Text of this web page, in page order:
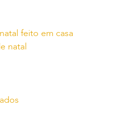
feito em casa
natal